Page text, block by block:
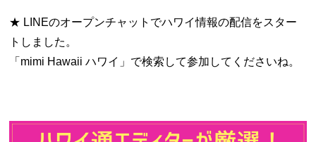
★ LINEのオープンチャットでハワイ情報の配信をスター
トしました。
「mimi Hawaii ハワイ」で検索して参加してくださいね。